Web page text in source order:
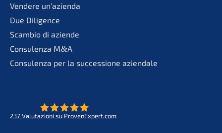
Vende­re un’azienda
Due Diligence
Scambio di aziende
Consu­len­za M&A
Consu­len­za per la succes­sio­ne aziendale
237 Valuta­zio­ni su ProvenExpert.com